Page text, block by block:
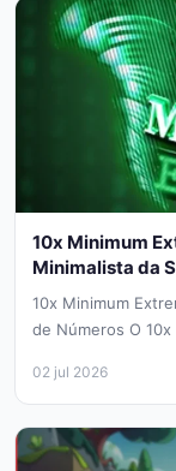
10x Minimum
Minimalista da
10x Minimum
de Números O
02 jul 2026